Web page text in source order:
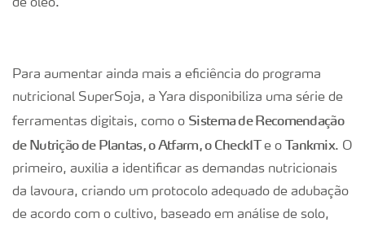
de óleo.
Para aumentar ainda mais a eficiência do programa
nutricional SuperSoja, a Yara disponibiliza uma série de
ferramentas digitais, como o Sistema de Recomendação
de Nutrição de Plantas, o Atfarm, o CheckIT e o Tankmix. O
primeiro, auxilia a identificar as demandas nutricionais
da lavoura, criando um protocolo adequado de adubação
de acordo com o cultivo, baseado em análise de solo,